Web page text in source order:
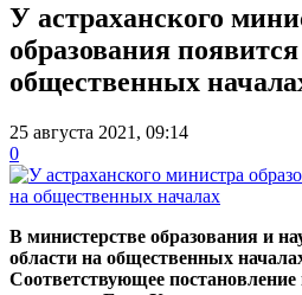
У астраханского
образования
общественных
25 августа 2021, 09:14
0
В министерстве образования и
области на общественных
Соответствующее постановление